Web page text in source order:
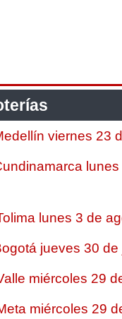
viernes 23
lunes
lunes 3 de
jueves 30 de
miércoles 29
miércoles 29